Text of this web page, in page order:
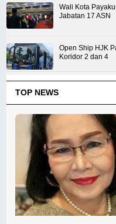
Wali Kota
Jabatan 17 ASN
Open Ship HJK
Koridor 2 dan 4
TOP NEWS